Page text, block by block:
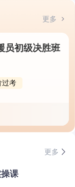
更多
员初级决胜班
过考
更多
课